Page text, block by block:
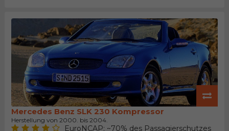
Mercedes Benz SLK 230 Kompressor
Herstellung von 2000. bis 2004.
EuroNCAP: ~70% des Passagierschutzes